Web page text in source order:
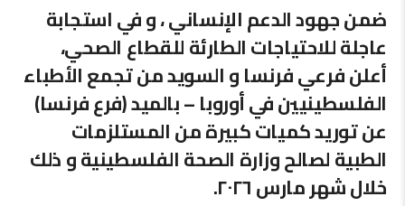
ضمن جهود الدعم الإنساني ، و في استجابة
عاجلة للاحتياجات الطارئة للقطاع الصحي،
أعلن فرعي فرنسا و السويد من تجمع الأطباء
الفلسطينيين في أوروبا – بالميد (فرع فرنسا)
عن توريد كميات كبيرة من المستلزمات
الطبية لصالح وزارة الصحة الفلسطينية و ذلك
خلال شهر مارس ٢٠٢٦.